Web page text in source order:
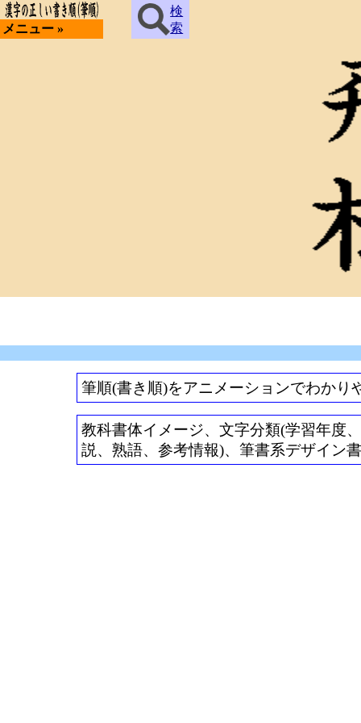
メニュー »
検
索
筆順(書き順)をアニメーションでわかり
教科書体イメージ、文字分類(学習年度
説、熟語、参考情報)、筆書系デザイン